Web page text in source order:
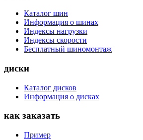
Каталог шин
Информация о шинах
Индексы нагрузки
Индексы скорости
Бесплатный шиномонтаж
диски
Каталог дисков
Информация о дисках
как заказать
Пример